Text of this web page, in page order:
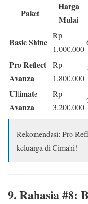
Paket
Harga
Mulai
Basic Shine
Rp
1.000.000
Pro Reflect
Avanza
Rp
1.800.000
Ultimate
Avanza
Rp
3.200.000
Rekomendasi: Pro
keluarga di Cimahi!
9. Rahasia #8: